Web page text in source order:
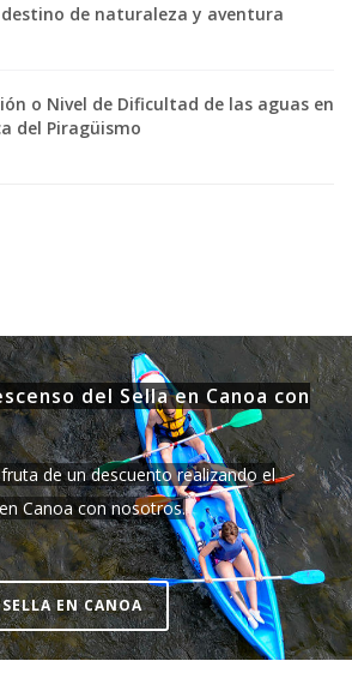
de naturaleza y aventura
o Nivel de Dificultad de las aguas en
del Piragüismo
del Sella en Canoa con
de un descuento realizando el
Canoa con nosotros.
EN CANOA